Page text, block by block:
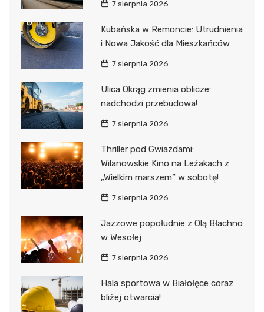
7 sierpnia 2026
Kubańska w Remoncie: Utrudnienia
i Nowa Jakość dla Mieszkańców
7 sierpnia 2026
Ulica Okrąg zmienia oblicze:
nadchodzi przebudowa!
7 sierpnia 2026
Thriller pod Gwiazdami:
Wilanowskie Kino na Leżakach z
„Wielkim marszem” w sobotę!
7 sierpnia 2026
Jazzowe popołudnie z Olą Błachno
w Wesołej
7 sierpnia 2026
Hala sportowa w Białołęce coraz
bliżej otwarcia!